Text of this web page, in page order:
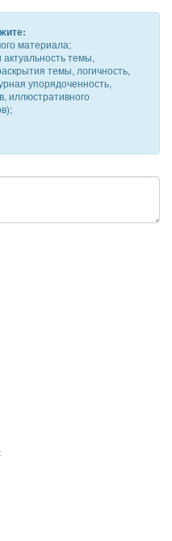
материала;
темы,
темы, логичность,
упорядоченность,
иллюстративного